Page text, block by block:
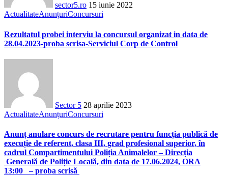
sector5.ro 15 iunie 2022
ActualitateAnunțuriConcursuri
Rezultatul probei interviu la concursul organizat in data de
28.04.2023-proba scrisa-Serviciul Corp de Control
Sector 5 28 aprilie 2023
ActualitateAnunțuriConcursuri
Anunț anulare concurs de recrutare pentru funcția publică de
execuție de referent, clasa III, grad profesional superior, în
cadrul Compartimentului Poliția Animalelor – Direcția
Generală de Poliție Locală, din data de 17.06.2024, ORA
13:00 – proba scrisă